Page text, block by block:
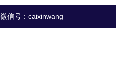
微信号：caixinwang